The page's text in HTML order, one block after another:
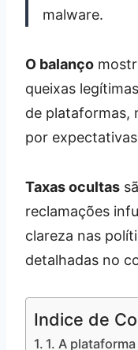
malware.
O balanço
queixas
de plataformas,
por
Taxas ocultas
reclamações
clareza nas
detalhadas no
Indice de
1. A